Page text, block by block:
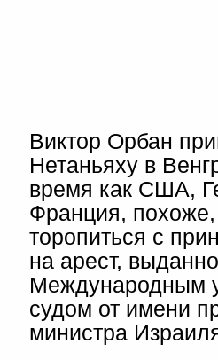
Виктор Орбан
Нетаньяху в
время как США,
Франция, похоже,
торопиться с
на арест,
Международным
судом от имени
министра